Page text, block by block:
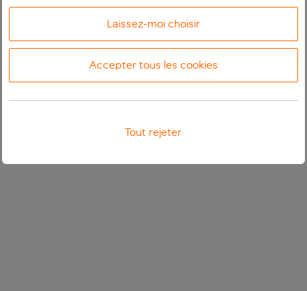
Laissez-moi choisir
Accepter tous les cookies
Tout rejeter